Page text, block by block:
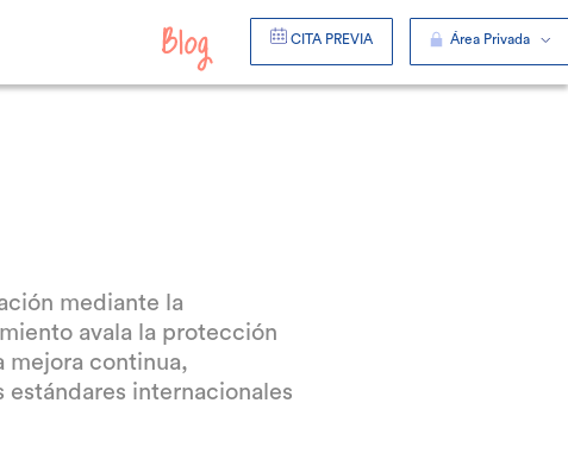
CITA PREVIA Área Privada
mediante la
avala la protección
mejora continua,
internacionales